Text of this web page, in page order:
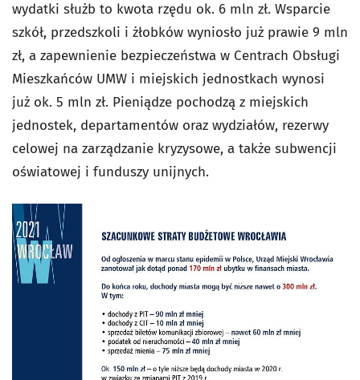
wydatki służb to kwota rzędu ok. 6 mln zł. Wsparcie
szkół, przedszkoli i żłobków wyniosło już prawie 9 mln
zł, a zapewnienie bezpieczeństwa w Centrach Obsługi
Mieszkańców UMW i miejskich jednostkach wynosi
już ok. 5 mln zł. Pieniądze pochodzą z miejskich
jednostek, departamentów oraz wydziałów, rezerwy
celowej na zarządzanie kryzysowe, a także subwencji
oświatowej i funduszy unijnych.